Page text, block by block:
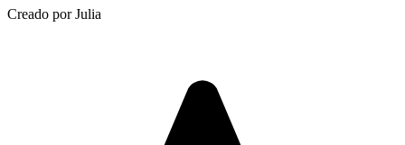
Creado por Julia